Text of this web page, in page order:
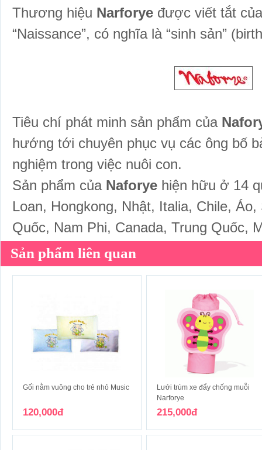
Thương hiệu Narforye được viết tắt
“Naissance”, có nghĩa là “sinh sản”
Tiêu chí phát minh sản phẩm của
hướng tới chuyên phục vụ các ông bố
nghiệm trong việc nuôi con.
Sản phẩm của Naforye hiện hữu ở 14
Loan, Hongkong, Nhật, Italia, Chile,
Quốc, Nam Phi, Canada, Trung Quốc,
Sản phẩm liên quan
Gối nằm vuông cho trẻ nhỏ Music
120,000đ
Lưới trùm xe đẩy chống muỗi
Narforye
215,000đ